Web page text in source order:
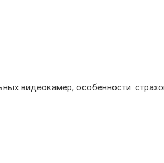
видеокамер; особенности: